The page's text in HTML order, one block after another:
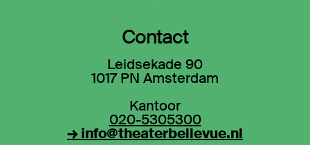
Contact
Leidsekade 90
1017 PN Amsterdam
Kantoor
020-5305300
→ info@theaterbellevue.nl